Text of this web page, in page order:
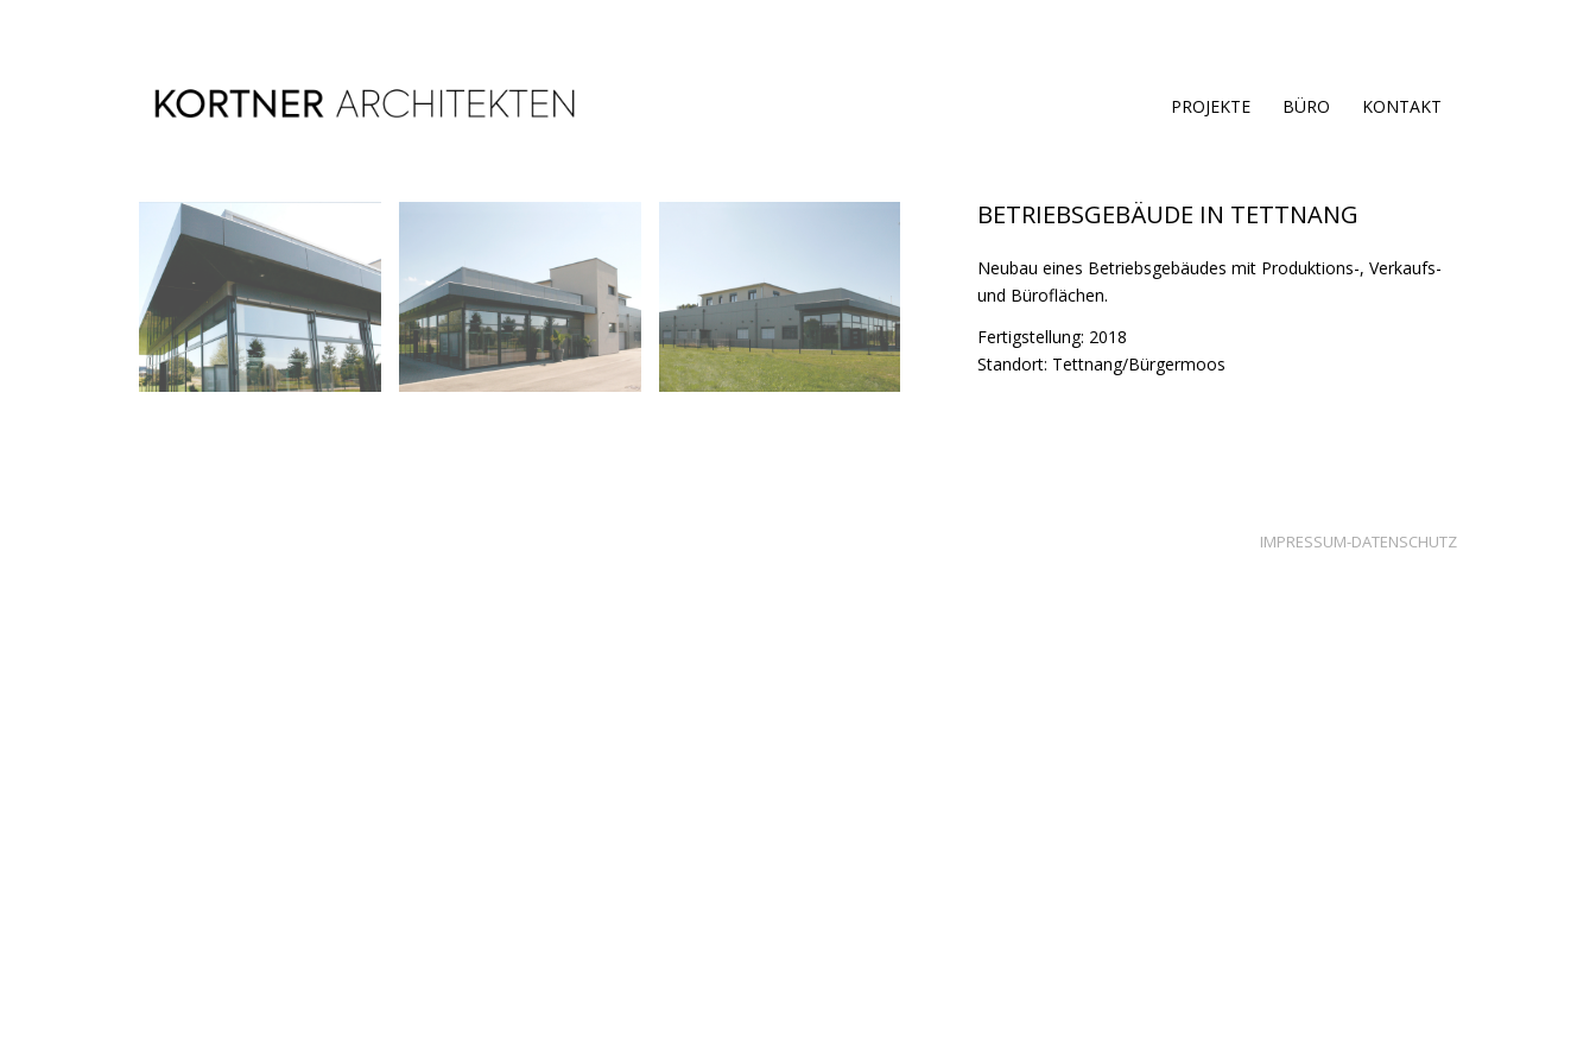
PROJEKTE BÜRO KONTAKT
BETRIEBSGEBÄUDE IN TETTNANG
Neubau eines Betriebsgebäudes mit Produktions-, Verkaufs-
und Büroflächen.
Fertigstellung: 2018
Standort: Tettnang/Bürgermoos
IMPRESSUM-DATENSCHUTZ